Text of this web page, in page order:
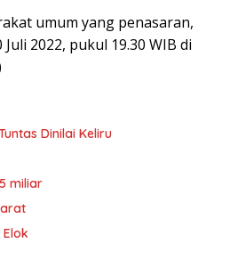
umum yang penasaran,
2022, pukul 19.30 WIB di
Dinilai Keliru
miliar